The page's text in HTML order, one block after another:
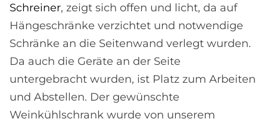
Schreiner, zeigt sich offen und licht, da auf
Hängeschränke verzichtet und notwendige
Schränke an die Seitenwand verlegt wurden.
Da auch die Geräte an der Seite
untergebracht wurden, ist Platz zum Arbeiten
und Abstellen. Der gewünschte
Weinkühlschrank wurde von unserem